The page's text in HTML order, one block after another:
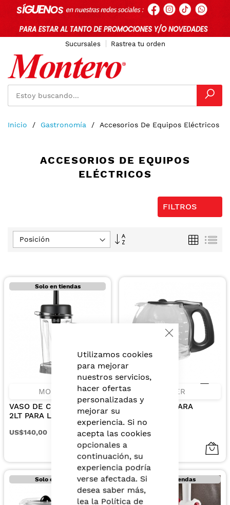
Close
Cookie
Bar
Utilizamos cookies
para mejorar
nuestros servicios,
hacer ofertas
personalizadas y
mejorar su
experiencia. Si no
acepta las cookies
opcionales a
continuación, su
experiencia podría
verse afectada. Si
desea saber más,
lea la Política de
Sucursales Rastrea tu orden
Inicio Gastronomía Accesorios De Equipos Eléctricos
ACCESORIOS DE EQUIPOS
ELÉCTRICOS
FILTROS
Fijar
Parrilla
Solo en tiendas
MONTERO
VASO DE COPOLIESTER
2LT PARA LICUADORA
FRAPEADORA 3HP
US$140,00
OSTER
JARRA 12TZ. PARA
BVSTDCDW12B O
SK12/13
US$24,02
Solo en tiendas Solo en tiendas